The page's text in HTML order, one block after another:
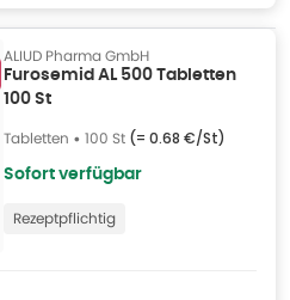
ALIUD Pharma GmbH
Furosemid AL 500 Tabletten
100 St
Tabletten • 100 St (= 0.68 €/St)
Sofort verfügbar
Rezeptpflichtig